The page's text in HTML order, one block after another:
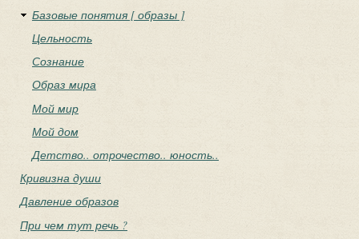
Базовые понятия [ образы ]
Цельность
Сознание
Образ мира
Мой мир
Мой дом
Детство.. отрочество.. юность..
Кривизна души
Давление образов
При чем тут речь ?